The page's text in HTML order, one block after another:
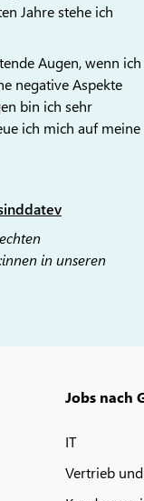
Jahre stehe ich
Augen, wenn ich
negative Aspekte
bin ich sehr
ich mich auf meine
in unseren
Jobs nach
IT
Vertrieb